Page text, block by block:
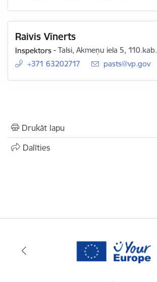
Raivis Vīnerts
Inspektors -Talsi, Akmeņu iela 5, 110.kab.
+371 63202717
E-pasts:
pasts@vp.gov
Drukāt lapu
Dalīties